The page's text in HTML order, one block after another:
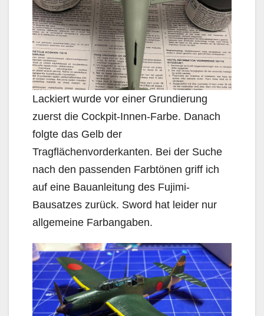
Lackiert wurde vor einer Grundierung
zuerst die Cockpit-Innen-Farbe. Danach
folgte das Gelb der
Tragflächenvorderkanten. Bei der Suche
nach den passenden Farbtönen griff ich
auf eine Bauanleitung des Fujimi-
Bausatzes zurück. Sword hat leider nur
allgemeine Farbangaben.